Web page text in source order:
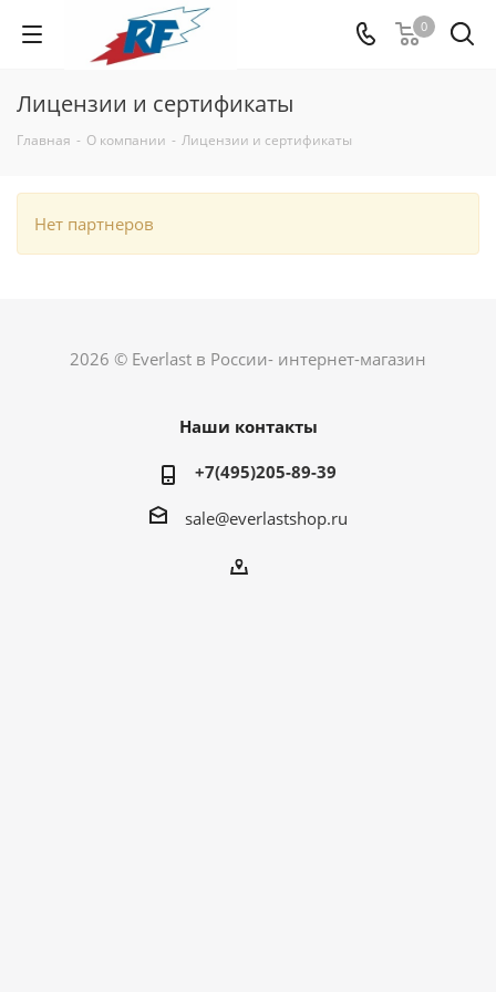
0
Лицензии и сертификаты
Главная - О компании - Лицензии и сертификаты
Нет партнеров
2026 © Everlast в России- интернет-магазин
Наши контакты
+7(495)205-89-39
sale@everlastshop.ru